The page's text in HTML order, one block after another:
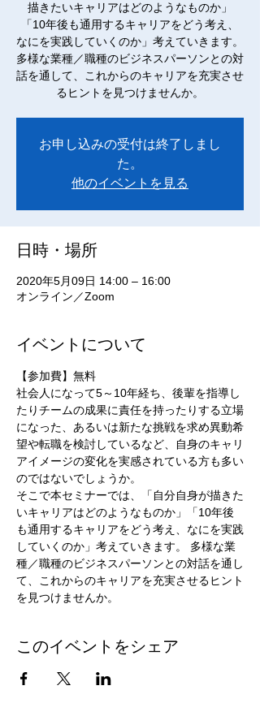
描きたいキャリアはどのようなものか」
「10年後も通用するキャリアをどう考え、
なにを実践していくのか」考えていきます。
多様な業種／職種のビジネスパーソンとの対
話を通して、これからのキャリアを充実させ
るヒントを見つけませんか。
お申し込みの受付は終了しまし
た。
他のイベントを見る
日時・場所
2020年5月09日 14:00 – 16:00
オンライン／Zoom
イベントについて
【参加費】無料
社会人になって5～10年経ち、後輩を指導し
たりチームの成果に責任を持ったりする立場
になった、あるいは新たな挑戦を求め異動希
望や転職を検討しているなど、自身のキャリ
アイメージの変化を実感されている方も多い
のではないでしょうか。
そこで本セミナーでは、「自分自身が描きた
いキャリアはどのようなものか」「10年後
も通用するキャリアをどう考え、なにを実践
していくのか」考えていきます。 多様な業
種／職種のビジネスパーソンとの対話を通し
て、これからのキャリアを充実させるヒント
を見つけませんか。
このイベントをシェア